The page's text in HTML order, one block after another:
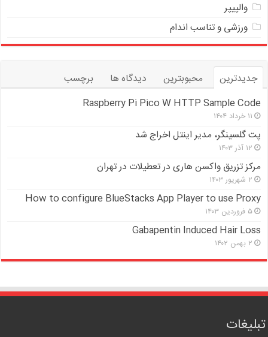
والپیپر
ورزشی و تناسب اندام
جدیدترین محبوبترین دیدگاه ها
برچسب
Raspberry Pi Pico W HTTP Sample Code
۱۱ خرداد ۱۴۰۴
پت گلسینگر، مدیر اینتل اخراج شد
۱۲ آذر ۱۴۰۳
مرکز تزریق واکسن هاری در تعطیلات در تهران
۲ شهریور ۱۴۰۳
How to configure BlueStacks App Player to use Proxy
۵ فروردین ۱۴۰۳
Gabapentin Induced Hair Loss
۲ بهمن ۱۴۰۲
تبلیغات